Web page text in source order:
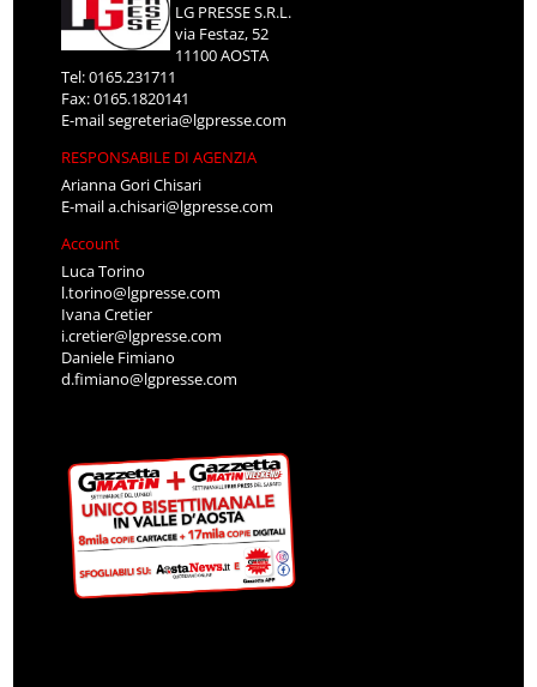
LG PRESSE S.R.L.
via Festaz, 52
11100 AOSTA
Tel: 0165.231711
Fax: 0165.1820141
E-mailsegreteria@lgpresse.com
RESPONSABILE DI AGENZIA
Arianna Gori Chisari
E-maila.chisari@lgpresse.com
Account
Luca Torino
l.torino@lgpresse.com
Ivana Cretier
i.cretier@lgpresse.com
Daniele Fimiano
d.fimiano@lgpresse.com